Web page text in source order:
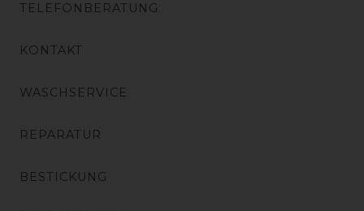
TELEFONBERATUNG
KONTAKT
WASCHSERVICE
REPARATUR
BESTICKUNG